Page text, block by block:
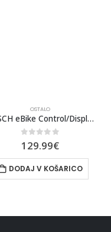
OSTALO
BOSCH eBike Control/Display Unit LED Remote
0 out of 5
129.99€
DODAJ V KOŠARICO